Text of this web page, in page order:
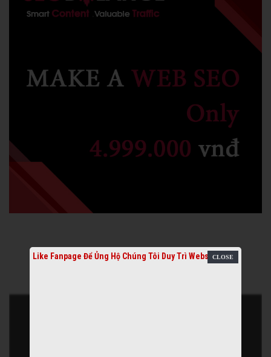
Like Fanpage Để Ủng Hộ Chúng Tôi Duy Trì Website